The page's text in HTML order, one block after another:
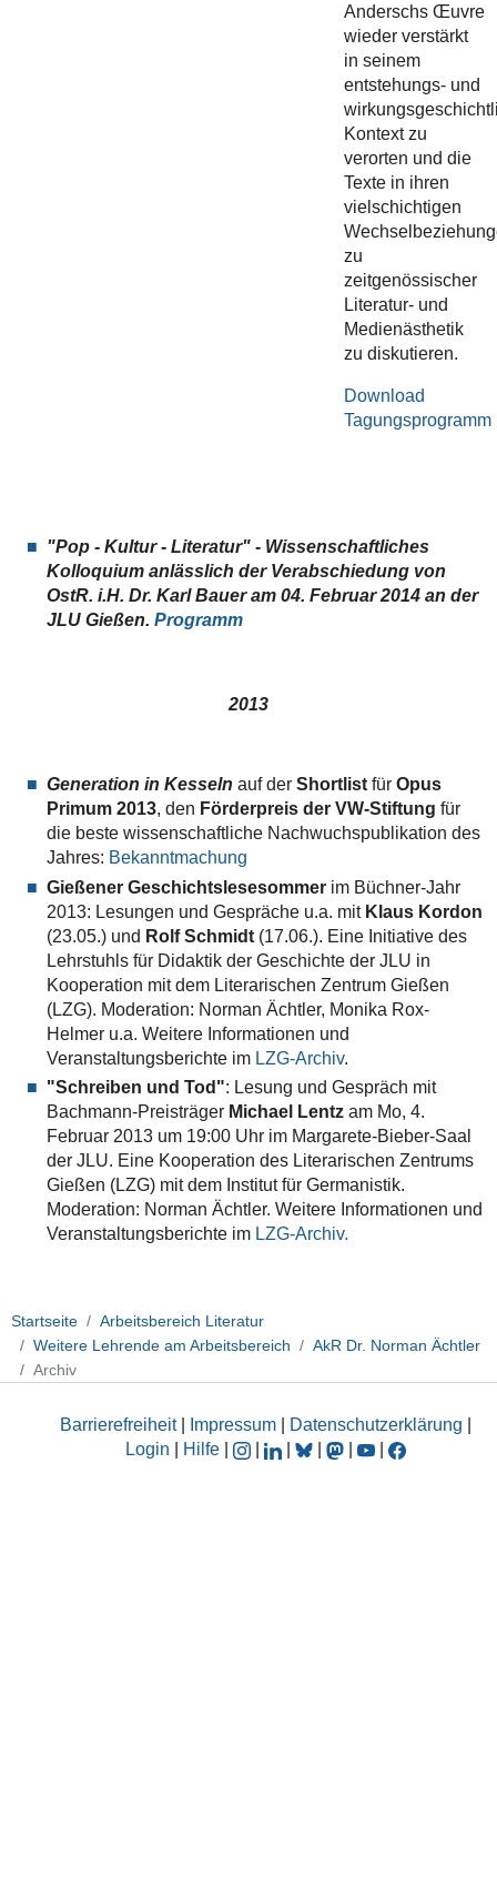
Anderschs Œuvre
wieder verstärkt
in seinem
entstehungs- und
Kontext zu
verorten und die
Texte in ihren
vielschichtigen
zu
zeitgenössischer
Literatur- und
Medienästhetik
zu diskutieren.
Download
Tagungsprogramm
"Pop - Kultur - Literatur"- Wissenschaftliches
Kolloquium anlässlich der Verabschiedung von
OstR. i.H. Dr. Karl Bauer am 04. Februar 2014 an der
JLU Gießen. Programm
2013
Generation in Kesseln auf der Shortlistfür Opus
Primum 2013, den Förderpreis der VW-Stiftung für
die beste wissenschaftliche Nachwuchspublikation des
Jahres: Bekanntmachung
Gießener Geschichtslesesommerim Büchner-Jahr
2013: Lesungen und Gespräche u.a. mit Klaus Kordon
(23.05.) und Rolf Schmidt(17.06.). Eine Initiative des
Lehrstuhls für Didaktik der Geschichte der JLU in
Kooperation mit dem Literarischen Zentrum Gießen
(LZG). Moderation: Norman Ächtler, Monika Rox-
Helmer u.a. Weitere Informationen und
Veranstaltungsberichte im LZG-Archiv.
"Schreiben und Tod": Lesung und Gespräch mit
Bachmann-Preisträger Michael Lentz am Mo, 4.
Februar 2013 um 19:00 Uhr im Margarete-Bieber-Saal
der JLU. Eine Kooperation des Literarischen Zentrums
Gießen (LZG)mit dem Institut für Germanistik.
Moderation: Norman Ächtler. Weitere Informationen und
Veranstaltungsberichte im LZG-Archiv.
Startseite
Arbeitsbereich Literatur
Weitere Lehrende am Arbeitsbereich
AkR Dr. Norman Ächtler
Archiv
Barrierefreiheit| Impressum Datenschutzerklärung
Login
Hilfe